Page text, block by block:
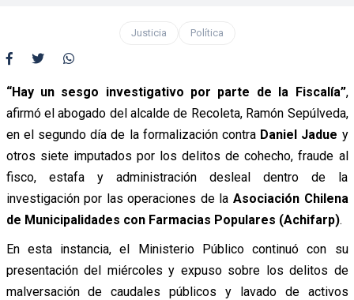
Justicia Política
“Hay un sesgo investigativo por parte de la Fiscalía”,
afirmó el abogado del alcalde de Recoleta, Ramón Sepúlveda,
en el segundo día de la formalización contra Daniel Jadue y
otros siete imputados por los delitos de cohecho, fraude al
fisco, estafa y administración desleal dentro de la
investigación por las operaciones de la Asociación Chilena
de Municipalidades con Farmacias Populares (Achifarp).
En esta instancia, el Ministerio Público continuó con su
presentación del miércoles y expuso sobre los delitos de
malversación de caudales públicos y lavado de activos